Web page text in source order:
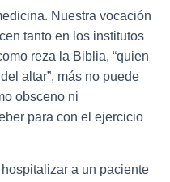
Nuestra vocación
tanto en los institutos
reza la Biblia, “quien
altar”, más no puede
obsceno ni
para con el ejercicio
a un paciente